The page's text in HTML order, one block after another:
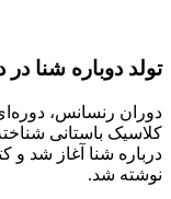
تولد دوباره شنا
دوران رنسانس،
کلاسیک باستانی
درباره شنا آغاز شد و
نوشته شد.